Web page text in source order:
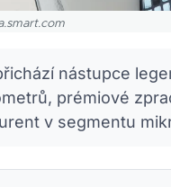
nástupce
prémiové
v segmentu